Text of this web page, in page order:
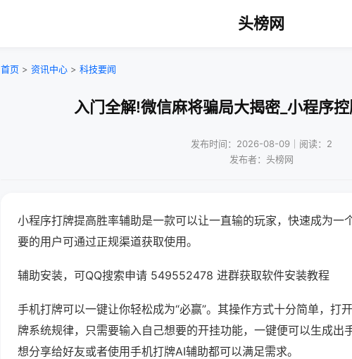
头榜网
首页 > 资讯中心 > 科技要闻
入门全解!微信麻将骗局大揭密_小程序
发布时间：2026-08-09｜阅读：2
发布者：头榜网
小程序打牌提高胜率辅助是一款可以让一直输的玩家，快速成为一
要的用户可通过正规渠道获取使用。
辅助安装，可QQ搜索申请 549552478 进群获取软件安装教程
手机打牌可以一键让你轻松成为“必赢”。其操作方式十分简单，打
牌系统规律，只需要输入自己想要的开挂功能，一键便可以生成出
想分享给好友或者使用手机打牌AI辅助都可以满足需求。